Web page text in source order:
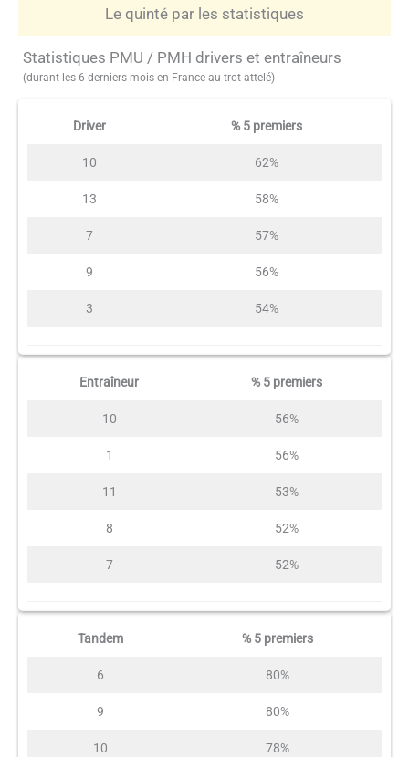
Le quinté par les statistiques
Statistiques PMU / PMH drivers et entraîneurs
(durant les 6 derniers mois en France au trot attelé)
Driver % 5 premiers
10 62%
13 58%
7 57%
9 56%
3 54%
Entraîneur % 5 premiers
10 56%
1 56%
11 53%
8 52%
7 52%
Tandem % 5 premiers
6 80%
9 80%
10 78%